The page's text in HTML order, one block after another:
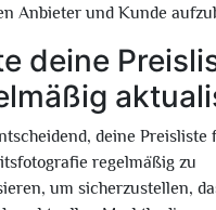
Anbieter und Kunde
deine
deine Preisliste
regelmäßig zu
um sicherzustellen,